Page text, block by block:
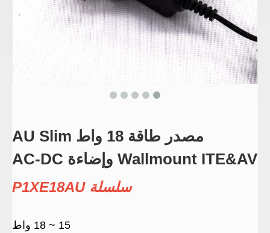
مصدر طاقة 18 واط AU Slim
Wallmount ITE&AV وإضاءة AC-DC
سلسلة P1XE18AU
15 ~ 18 واط